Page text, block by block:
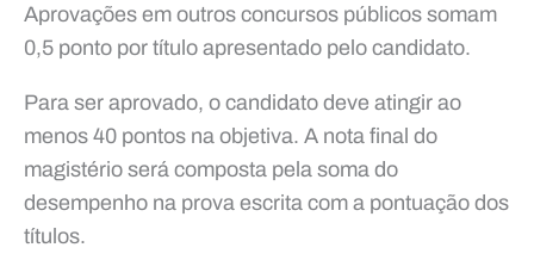
Aprovações em outros concursos públicos somam
0,5 ponto por título apresentado pelo candidato.
Para ser aprovado, o candidato deve atingir ao
menos 40 pontos na objetiva. A nota final do
magistério será composta pela soma do
desempenho na prova escrita com a pontuação dos
títulos.